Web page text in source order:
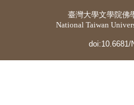
臺灣大學文學院佛
National Taiwan
doi:10.6681/